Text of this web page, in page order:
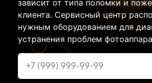
зависит от типа поломки и
клиента. Сервисный центр
нужным оборудованием для
устранения проблем